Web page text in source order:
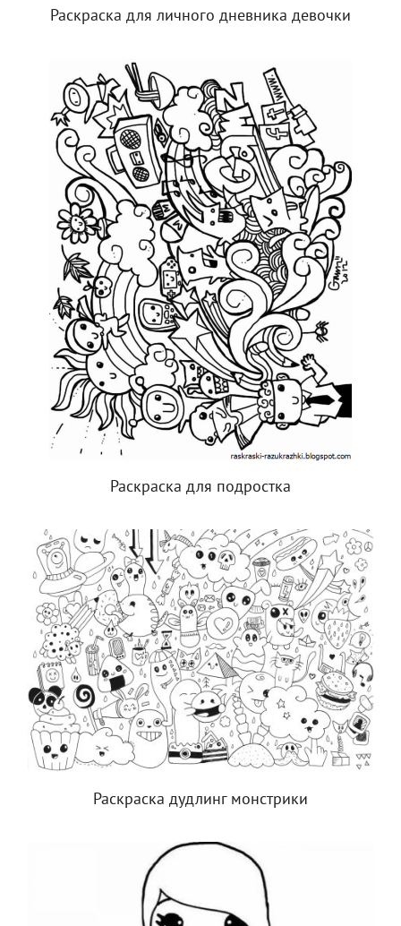
Раскраска для личного дневника девочки
Раскраска для подростка
Раскраска дудлинг монстрики